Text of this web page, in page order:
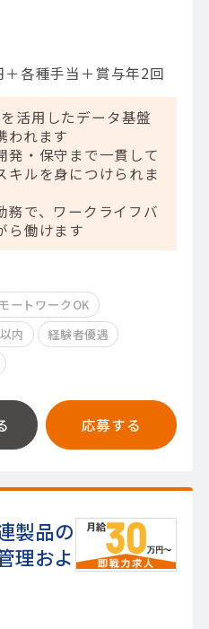
各種手当＋賞与年2回
活用したデータ基盤
われます
発・保守まで一貫して
キルを身につけられま
務で、ワークライフバ
ら働けます
ートワークOK
内
経験者優遇
応募する
製品の
理およ